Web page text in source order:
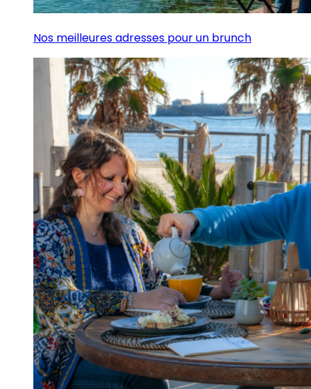
Nos meilleures adresses pour un brunch